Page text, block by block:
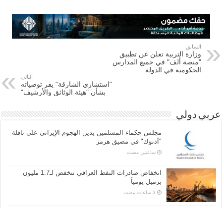
السابق
وزارة التربية تعلن عن تطبيق
"منصة ألف" في جميع المدارس
الحكومية في الدولة
التالي
"استشاري الشارقة" يقر توصياته
بشأن "هيئة الوثائق والأرشيف"
عربي دولي
مجلس حكماء المسلمين يدين الهجوم الإيراني على ناقلة
"أدنوك" في مضيق هرمز
‏ساعتين مضت
انخفاض صادرات النفط العراقي تنخفض لـ1.7 مليون
برميل يومياً